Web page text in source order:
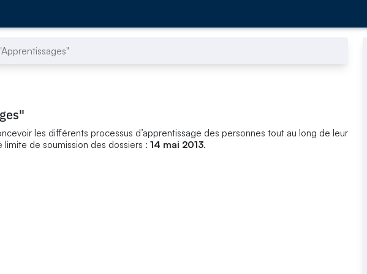
les différents processus d’apprentissage des personnes tout au long de leur
de soumission des dossiers : 14 mai 2013.